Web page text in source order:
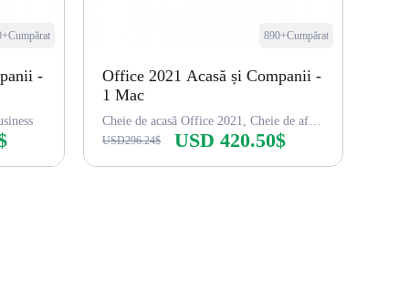
-
890+Cumpărat
Office 2021 Acasă și Companii -
1 Mac
Cheie de acasă Office 2021, Cheie de afaceri
USD296.24$ USD 420.50$